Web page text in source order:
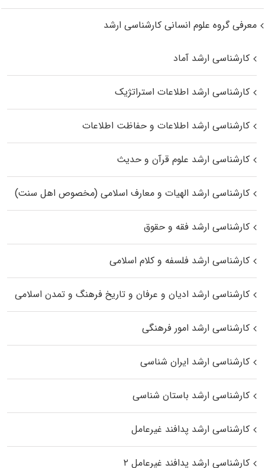
معرفی گروه علوم انسانی کارشناسی ارشد
کارشناسی ارشد آماد
کارشناسی ارشد اطلاعات استراتژیک
کارشناسی ارشد اطلاعات و حفاظت اطلاعات
کارشناسی ارشد علوم قرآن و حدیث
کارشناسی ارشد الهیات و معارف اسلامی (مخصوص اهل سنت)
کارشناسی ارشد فقه و حقوق
کارشناسی ارشد فلسفه و کلام اسلامی
کارشناسی ارشد ادیان و عرفان و تاریخ فرهنگ و تمدن اسلامی
کارشناسی ارشد امور فرهنگی
کارشناسی ارشد ایران شناسی
کارشناسی ارشد باستان شناسی
کارشناسی ارشد پدافند غیرعامل
کارشناسی ارشد پدافند غیرعامل ۲